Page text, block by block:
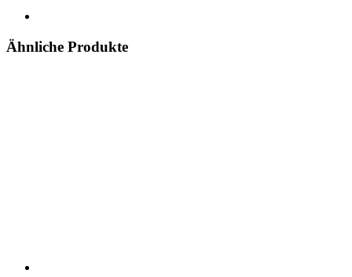
Ähnliche Produkte